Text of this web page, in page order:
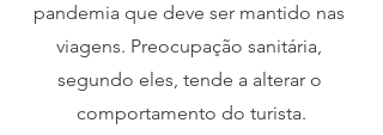
pandemia que deve ser mantido nas
viagens. Preocupação sanitária,
segundo eles, tende a alterar o
comportamento do turista.